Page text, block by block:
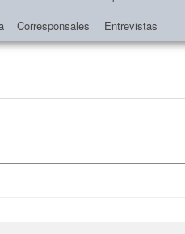
Corresponsales Entrevistas